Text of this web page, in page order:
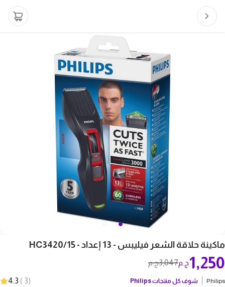
ماكينة حلاقة الشعر فيليبس - 13 إعداد - HC3420/15
3,047ج.م 1,250ج.م
Philips شوف كل منتجاتPhilips
(
3
)
4.3